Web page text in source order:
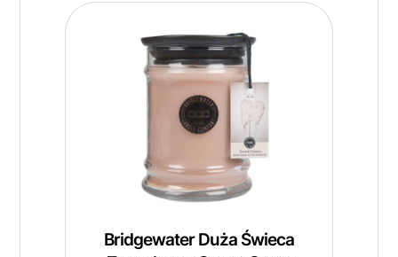
Bridgewater Duża Świeca